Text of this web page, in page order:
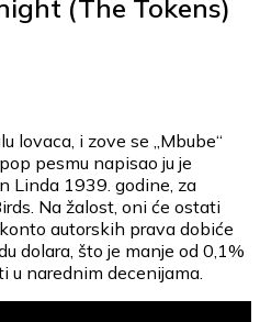
(The Tokens)
lovaca, i zove se „Mbube“
pesmu napisao ju je
Linda 1939. godine, za
Na žalost, oni će ostati
autorskih prava dobiće
dolara, što je manje od 0,1%
u narednim decenijama.